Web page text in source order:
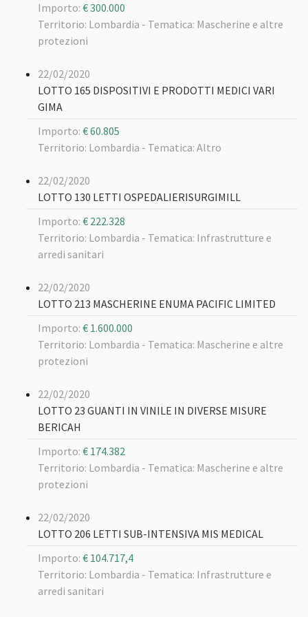
Importo: € 300.000
Territorio: Lombardia - Tematica: Mascherine e altre
protezioni
22/02/2020
LOTTO 165 DISPOSITIVI E PRODOTTI MEDICI VARI
GIMA
Importo: € 60.805
Territorio: Lombardia - Tematica: Altro
22/02/2020
LOTTO 130 LETTI OSPEDALIERISURGIMILL
Importo: € 222.328
Territorio: Lombardia - Tematica: Infrastrutture e
arredi sanitari
22/02/2020
LOTTO 213 MASCHERINE ENUMA PACIFIC LIMITED
Importo: € 1.600.000
Territorio: Lombardia - Tematica: Mascherine e altre
protezioni
22/02/2020
LOTTO 23 GUANTI IN VINILE IN DIVERSE MISURE
BERICAH
Importo: € 174.382
Territorio: Lombardia - Tematica: Mascherine e altre
protezioni
22/02/2020
LOTTO 206 LETTI SUB-INTENSIVA MIS MEDICAL
Importo: € 104.717,4
Territorio: Lombardia - Tematica: Infrastrutture e
arredi sanitari